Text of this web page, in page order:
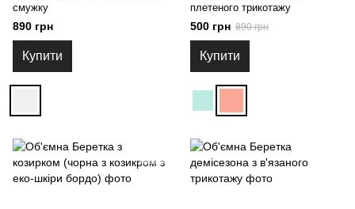
смужку
890 грн
Купити
плетеного трикотажу
500 грн 890 грн
Купити